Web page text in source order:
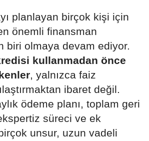
planlayan birçok kişi için
önemli finansman
biri olmaya devam ediyor.
kullanmadan önce
, yalnızca faiz
ibaret değil.
ödeme planı, toplam geri
süreci ve ek
unsur, uzun vadeli